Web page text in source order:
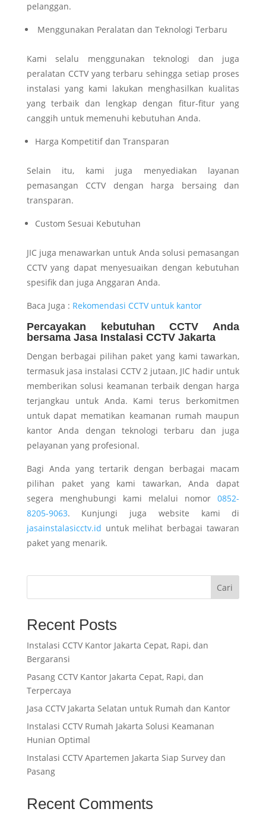
pelanggan.
Menggunakan Peralatan dan Teknologi Terbaru
Kami selalu menggunakan teknologi dan juga
peralatan CCTV yang terbaru sehingga setiap proses
instalasi yang kami lakukan menghasilkan kualitas
yang terbaik dan lengkap dengan fitur-fitur yang
canggih untuk memenuhi kebutuhan Anda.
Harga Kompetitif dan Transparan
Selain itu, kami juga menyediakan layanan
pemasangan CCTV dengan harga bersaing dan
transparan.
Custom Sesuai Kebutuhan
JIC juga menawarkan untuk Anda solusi pemasangan
CCTV yang dapat menyesuaikan dengan kebutuhan
spesifik dan juga Anggaran Anda.
Baca Juga : Rekomendasi CCTV untuk kantor
Percayakan kebutuhan CCTV Anda
bersama Jasa Instalasi CCTV Jakarta
Dengan berbagai pilihan paket yang kami tawarkan,
termasuk jasa instalasi CCTV 2 jutaan, JIC hadir untuk
memberikan solusi keamanan terbaik dengan harga
terjangkau untuk Anda. Kami terus berkomitmen
untuk dapat mematikan keamanan rumah maupun
kantor Anda dengan teknologi terbaru dan juga
pelayanan yang profesional.
Bagi Anda yang tertarik dengan berbagai macam
pilihan paket yang kami tawarkan, Anda dapat
segera menghubungi kami melalui nomor 0852-
8205-9063. Kunjungi juga website kami di
jasainstalasicctv.id untuk melihat berbagai tawaran
paket yang menarik.
Cari
Recent Posts
Instalasi CCTV Kantor Jakarta Cepat, Rapi, dan
Bergaransi
Pasang CCTV Kantor Jakarta Cepat, Rapi, dan
Terpercaya
Jasa CCTV Jakarta Selatan untuk Rumah dan Kantor
Instalasi CCTV Rumah Jakarta Solusi Keamanan
Hunian Optimal
Instalasi CCTV Apartemen Jakarta Siap Survey dan
Pasang
Recent Comments